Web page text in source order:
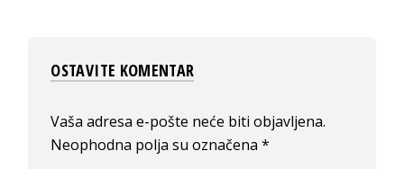
OSTAVITE KOMENTAR
Vaša adresa e-pošte neće biti objavljena.
Neophodna polja su označena*